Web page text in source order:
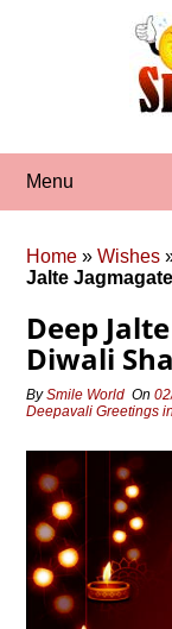
Menu
Home »Wishes
Jalte
Deep
Diwali
BySmile World On
Deepavali Greetings